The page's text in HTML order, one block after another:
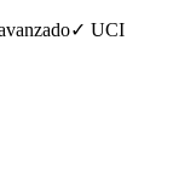
✓ UCI